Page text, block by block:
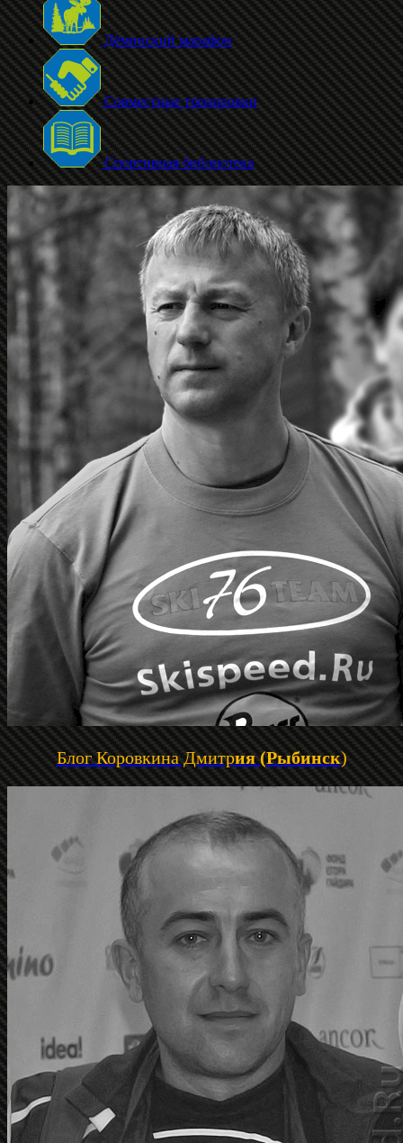
Дёминский марафон
Совместные тренировки
Спортивная библиотека
Блог Коровкина Дмитрия (Рыбинск)